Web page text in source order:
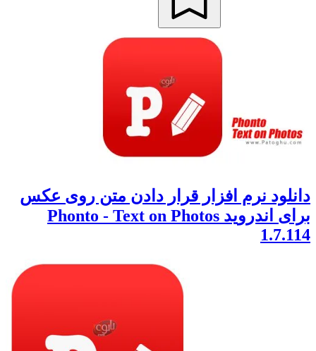
دانلود نرم افزار قرار دادن متن روی عکس
برای اندروید Phonto - Text on Photos
1.7.114